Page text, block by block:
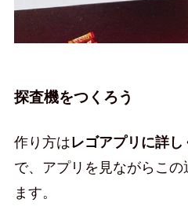
探査機をつくろう
作り方はレゴアプリに詳
で、アプリを見ながらこの
ます。